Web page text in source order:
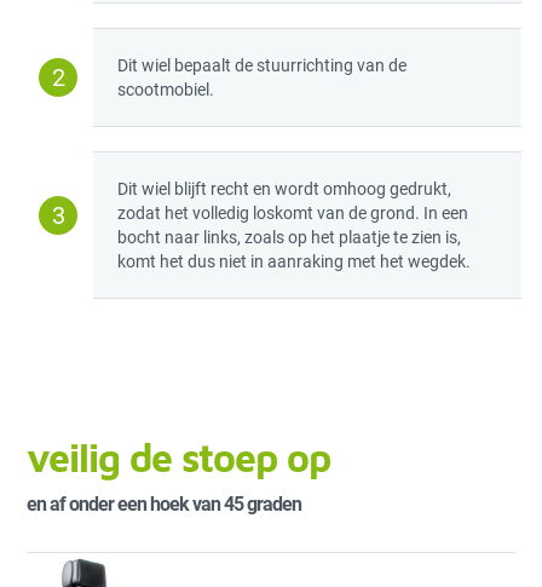
2
Dit wiel bepaalt de stuurrichting van de
scootmobiel.
3
Dit wiel blijft recht en wordt omhoog gedrukt,
zodat het volledig loskomt van de grond. In een
bocht naar links, zoals op het plaatje te zien is,
komt het dus niet in aanraking met het wegdek.
veilig de stoep op
en af onder een hoek van 45 graden